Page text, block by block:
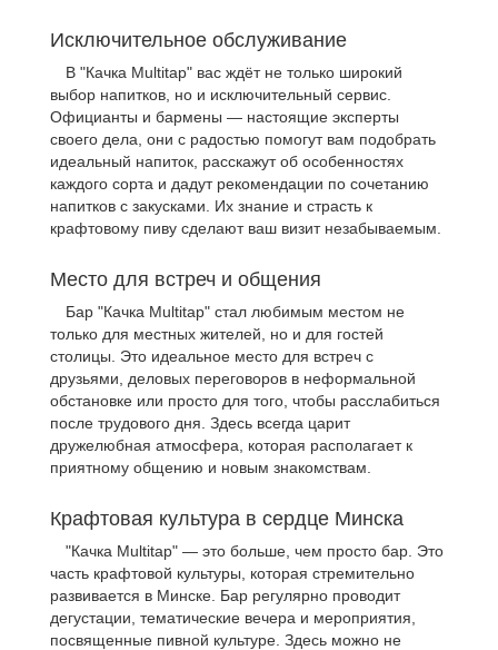
Исключительное обслуживание
В "Качка Multitap" вас ждёт не только широкий
выбор напитков, но и исключительный сервис.
Официанты и бармены — настоящие эксперты
своего дела, они с радостью помогут вам подобрать
идеальный напиток, расскажут об особенностях
каждого сорта и дадут рекомендации по сочетанию
напитков с закусками. Их знание и страсть к
крафтовому пиву сделают ваш визит незабываемым.
Место для встреч и общения
Бар "Качка Multitap" стал любимым местом не
только для местных жителей, но и для гостей
столицы. Это идеальное место для встреч с
друзьями, деловых переговоров в неформальной
обстановке или просто для того, чтобы расслабиться
после трудового дня. Здесь всегда царит
дружелюбная атмосфера, которая располагает к
приятному общению и новым знакомствам.
Крафтовая культура в сердце Минска
"Качка Multitap" — это больше, чем просто бар. Это
часть крафтовой культуры, которая стремительно
развивается в Минске. Бар регулярно проводит
дегустации, тематические вечера и мероприятия,
посвященные пивной культуре. Здесь можно не